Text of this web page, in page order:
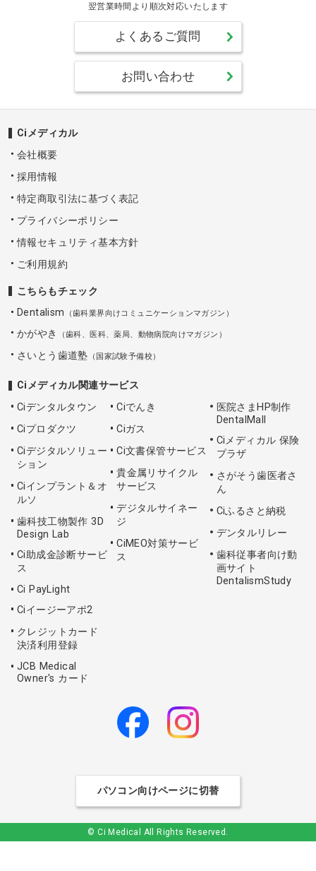
翌営業時間より順次対応いたします
よくあるご質問
お問い合わせ
Ciメディカル
会社概要
採用情報
特定商取引法に基づく表記
プライバシーポリシー
情報セキュリティ基本方針
ご利用規約
こちらもチェック
Dentalism
（歯科業界向けコミュニケーションマガジン）
かがやき （歯科、医科、薬局、動物病院向けマガジン）
さいとう歯道塾 （国家試験予備校）
Ciメディカル関連サービス
Ciデンタルタウン
Ciプロダクツ
Ciデジタルソリュー
ション
Ciインプラント＆オ
ルソ
歯科技工物製作 3D
Design Lab
Ci助成金診断サービ
ス
Ci PayLight
Ciイージーアポ2
クレジットカード
決済利用登録
JCB Medical
Owner's カード
Ciでんき
Ciガス
Ci文書保管サービス
貴金属リサイクル
サービス
デジタルサイネー
ジ
CiMEO対策サービ
ス
医院さまHP制作
DentalMall
Ciメディカル 保険
プラザ
さがそう歯医者さ
ん
Ciふるさと納税
デンタルリレー
歯科従事者向け動
画サイト
DentalismStudy
パソコン向けページに切替
© Ci Medical All Rights Reserved.